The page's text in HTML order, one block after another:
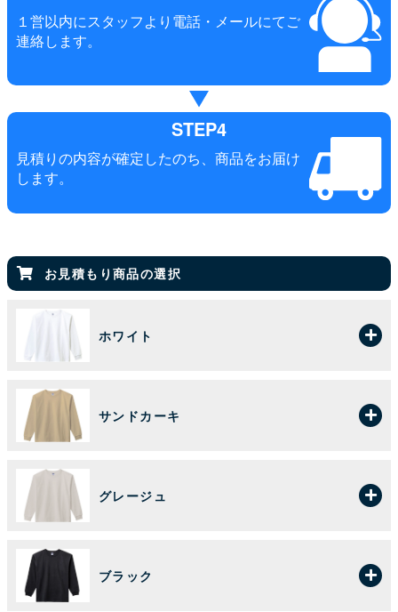
１営以内にスタッフより電話・メールにてご
連絡します。
STEP4
見積りの内容が確定したのち、商品をお届け
します。
お見積もり商品の選択
ホワイト
サンドカーキ
グレージュ
ブラック